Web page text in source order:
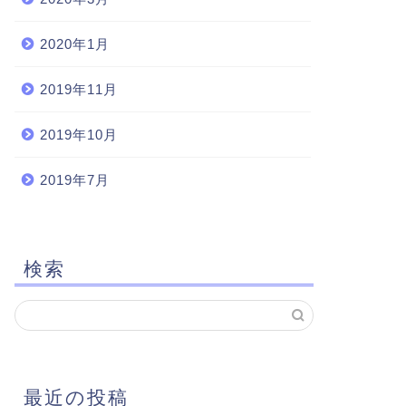
2020年1月
2019年11月
2019年10月
2019年7月
検索
最近の投稿